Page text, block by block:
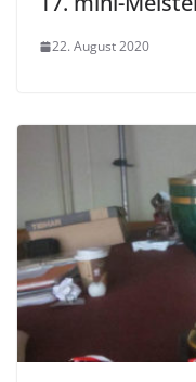
22. August 2020